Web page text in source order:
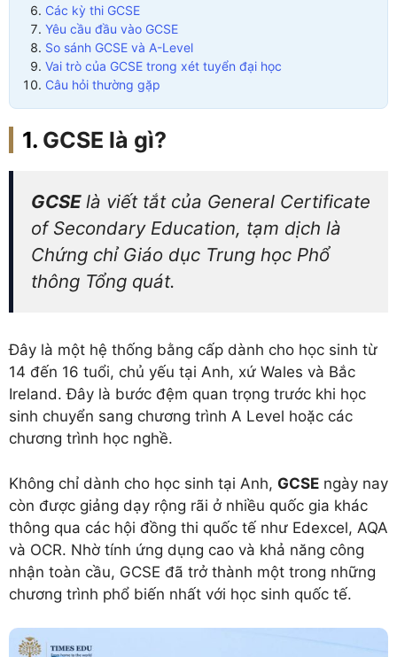
Các kỳ thi GCSE
Yêu cầu đầu vào GCSE
So sánh GCSE và A-Level
Vai trò của GCSE trong xét tuyển đại học
Câu hỏi thường gặp
GCSE là gì?
GCSElà viết tắt của General Certificate
of Secondary Education, tạm dịch là
Chứng chỉ Giáo dục Trung học Phổ
thông Tổng quát.
Đây là một hệ thống bằng cấp dành cho học sinh từ
14 đến 16 tuổi, chủ yếu tại Anh, xứ Wales và Bắc
Ireland. Đây là bước đệm quan trọng trước khi học
sinh chuyển sang chương trình A Level hoặc các
chương trình học nghề.
Không chỉ dành cho học sinh tại Anh, GCSE ngày nay
còn được giảng dạy rộng rãi ở nhiều quốc gia khác
thông qua các hội đồng thi quốc tế như Edexcel, AQA
và OCR. Nhờ tính ứng dụng cao và khả năng công
nhận toàn cầu, GCSE đã trở thành một trong những
chương trình phổ biến nhất với học sinh quốc tế.